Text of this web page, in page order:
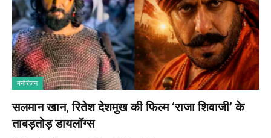
मनोरंजन
सलमान खान, रितेश देशमुख की फिल्म ‘राजा शिवाजी’ के
ताबड़तोड़ डायलॉग्स